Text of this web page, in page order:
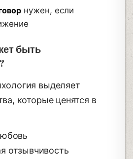
нужен, если
быть
выделяет
которые ценятся в
отзывчивость